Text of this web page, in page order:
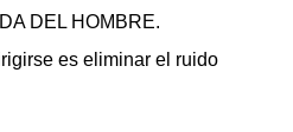
DEL HOMBRE.
es eliminar el ruido